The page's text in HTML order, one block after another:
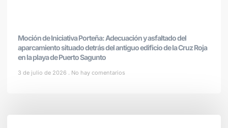
Moción de Iniciativa Porteña: Adecuación y asfaltado del
aparcamiento situado detrás del antiguo edificio de la Cruz Roja
en la playa de Puerto Sagunto
3 de julio de 2026 No hay comentarios